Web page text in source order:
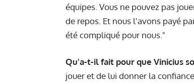
équipes. Vous ne pouvez pas
de repos. Et nous l'avons payé
été compliqué pour nous."
Qu'a-t-il fait pour que Vinicius
jouer et de lui donner la